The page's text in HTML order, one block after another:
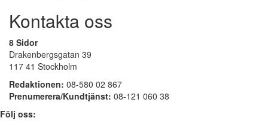
Kontakta oss
8 Sidor
Drakenbergsgatan 39
117 41 Stockholm
Redaktionen: 08-580 02 867
Prenumerera/Kundtjänst: 08-121 060 38
Följ oss: